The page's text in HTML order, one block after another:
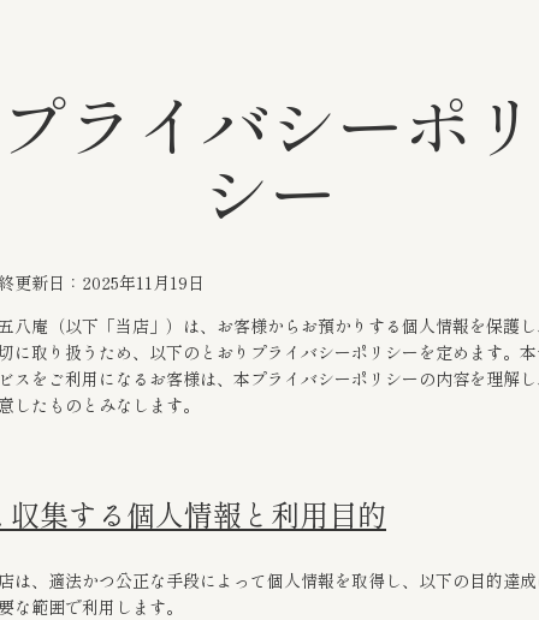
プライバシーポリ
シー
更新日：2025年11月19日
八庵（以下「当店」）は、お客様からお預かりする個人情報を保護し
に取り扱うため、以下のとおりプライバシーポリシーを定めます。
スをご利用になるお客様は、本プライバシーポリシーの内容を理解し
したものとみなします。
収集する個人情報と利用目的
は、適法かつ公正な手段によって個人情報を取得し、以下の目的達成
な範囲で利用します。